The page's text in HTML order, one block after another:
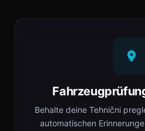
Behalte deine Tehnični
automatischen